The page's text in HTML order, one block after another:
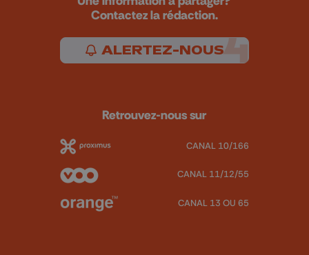
Contactez la rédaction.
ALERTEZ-NOUS
Retrouvez-nous sur
CANAL 10/166
CANAL 11/12/55
CANAL 13 OU 65